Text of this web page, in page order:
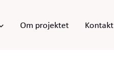
Om projektet Kontakt